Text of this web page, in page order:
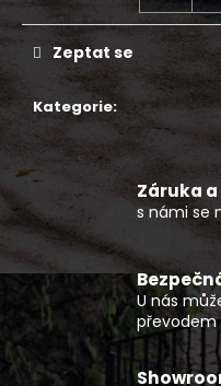
Kategorie:
Zeptat se
Záruka a
s námi se
U nás
převodem
u
č
u
j
m
e
DĚTSKÁ
BUGGY
KAYO
S70
33
990
Kč